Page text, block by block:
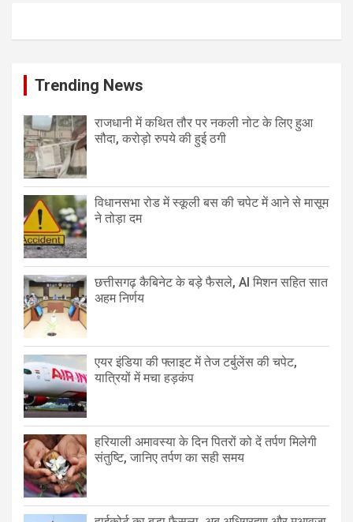
Trending News
राजधानी में कथित तौर पर नकली नोट के लिए हुआ
सौदा, करोड़ो रुपये की हुई ठगी
विधानसभा रोड में स्कूली बस की चपेट में आने से मासूम
ने तोड़ा दम
छत्तीसगढ़ कैबिनेट के बड़े फैसले, AI मिशन सहित सात
अहम निर्णय
एयर इंडिया की फ्लाइट में तेज टर्बुलेंस की चपेट,
यात्रियों में मचा हड़कंप
हरियाली अमावस्या के दिन पितरों को दें तर्पण मिलेगी
संतुष्टि, जानिए तर्पण का सही समय